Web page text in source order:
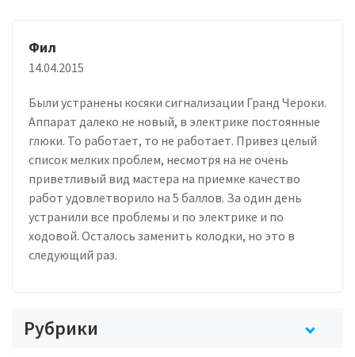
Фил
14.04.2015
Были устранены косяки сигнализации Гранд Чероки.
Аппарат далеко не новый, в электрике постоянные
глюки. То работает, то не работает. Привез целый
список мелких проблем, несмотря на не очень
приветливый вид мастера на приемке качество
работ удовлетворило на 5 баллов. За один день
устранили все проблемы и по электрике и по
ходовой. Осталось заменить колодки, но это в
следующий раз.
Рубрики